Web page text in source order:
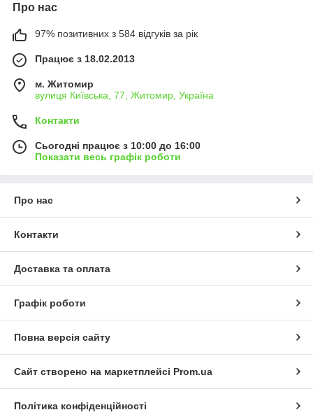
Про нас
97% позитивних з 584 відгуків за рік
Працює з 18.02.2013
м. Житомир
вулиця Київська, 77, Житомир, Україна
Контакти
Сьогодні працює з 10:00 до 16:00
Показати весь графік роботи
Про нас
Контакти
Доставка та оплата
Графік роботи
Повна версія сайту
Сайт створено на маркетплейсі Prom.ua
Політика конфіденційності